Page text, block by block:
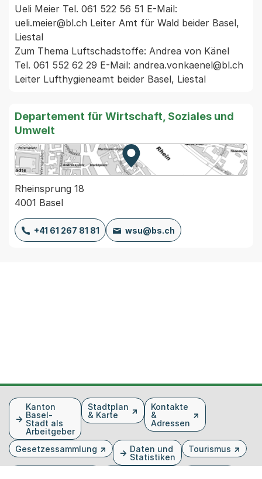
Ueli Meier Tel. 061 522 56 51 E-Mail:
ueli.meier@bl.ch Leiter Amt für Wald beider Basel,
Liestal
Zum Thema Luftschadstoffe: Andrea von Känel
Tel. 061 552 62 29 E-Mail: andrea.vonkaenel@bl.ch
Leiter Lufthygieneamt beider Basel, Liestal
Departement für Wirtschaft, Soziales und
Umwelt
Zur Karte von MapBS.
Externer Link, wird in einem
Rheinsprung 18
4001 Basel
+41 61 267 81 81 wsu@bs.ch
FusszeileKanton
Basel-
Stadt als
Arbeitgeber
Stadtplan
& Karte
Kontakte
&
Adressen
Gesetzessammlung
Daten und
Statistiken
Tourismus